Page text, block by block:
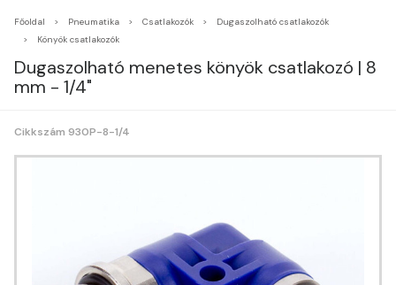
Főoldal Pneumatika Csatlakozók
Dugaszolható csatlakozók
Könyök csatlakozók
Dugaszolható menetes könyök csatlakozó | 8
mm - 1/4"
Cikkszám 930P-8-1/4